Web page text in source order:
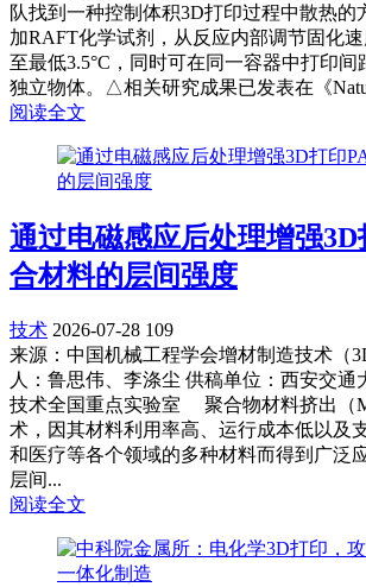
队找到一种控制体积3D打印过程中散热的
加RAFT化学试剂，从反应内部调节固化速
至最低3.5°C，同时可在同一容器中打印间
独立物体。△相关研究成果已发表在《
阅读全文
通过电磁感应后处理增强3D
合材料的层间强度
技术 2026-07-28 109
来源：中国机械工程学会增材制造技术（
人：鲁思伟、李涤尘 供稿单位：西安交通
技术全国重点实验室 聚合物材料挤出（
术，因其材料利用率高、运行成本低以及
和医疗等各个领域的多种材料而得到广泛
层间...
阅读全文